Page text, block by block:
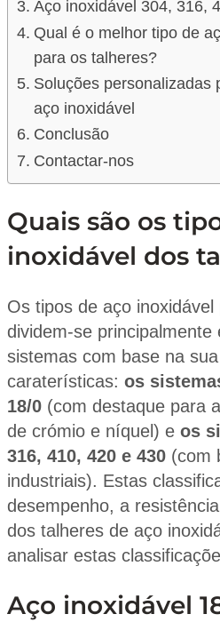
Aço inoxidável 304, 316,
Qual é o melhor tipo de
para os talheres?
Soluções personalizadas
aço inoxidável
Conclusão
Contactar-nos
Quais são os
inoxidável dos
Os tipos de aço
dividem-se principalmente
sistemas com base na
caraterísticas: os
18/0 (com destaque para
de crómio e níquel) e os
316, 410, 420 e 430 (com
industriais). Estas
desempenho, a
dos talheres de aço
analisar estas
Aço inoxidável